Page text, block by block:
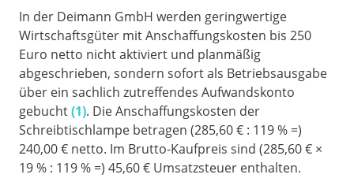
In der Deimann GmbH werden geringwertige
Wirtschaftsgüter mit Anschaffungskosten bis 250
Euro netto nicht aktiviert und planmäßig
abgeschrieben, sondern sofort als Betriebsausgabe
über ein sachlich zutreffendes Aufwandskonto
gebucht(1). Die Anschaffungskosten der
Schreibtischlampe betragen (285,60 € : 119 % =)
240,00 € netto. Im Brutto-Kaufpreis sind (285,60 € ×
19 % : 119 % =) 45,60 € Umsatzsteuer enthalten.